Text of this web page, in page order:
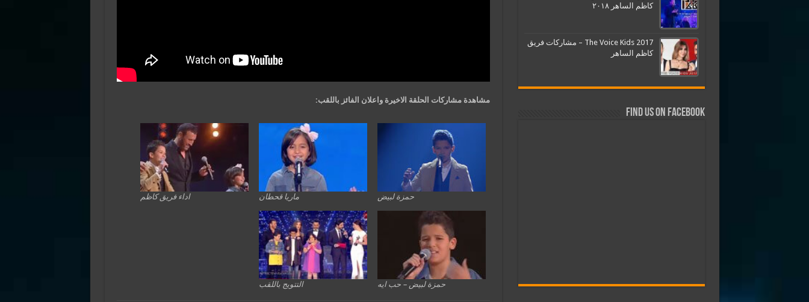
مشاهدة مشاركات الحلقة الاخيرة واعلان الفائز باللقب:
حمزة لبيض ماريا قحطان اداء فريق كاظم
حمزة لبيض – حب ايه التتويج باللقب
كاظم الساهر ٢٠١٨
The Voice Kids 2017 – مشاركات فريق
كاظم الساهر
Find us on Facebook